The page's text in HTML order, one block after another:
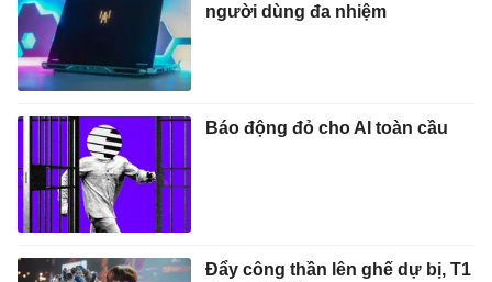
người dùng đa nhiệm
Báo động đỏ cho AI toàn cầu
Đẩy công thần lên ghế dự bị, T1